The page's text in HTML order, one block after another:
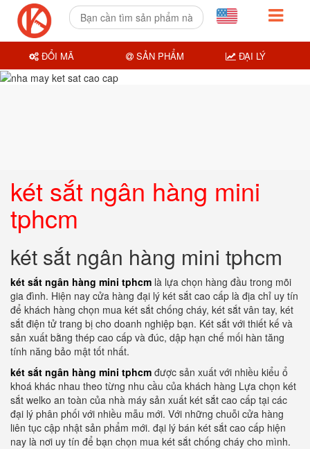
két sắt ngân hàng mini
tphcm
két sắt ngân hàng mini tphcm
két sắt ngân hàng mini tphcm là lựa chọn hàng đầu trong mõi
gia đình. Hiện nay cửa hàng đại lý két sắt cao cấp là địa chỉ uy tín
để khách hàng chọn mua két sắt chống cháy, két sắt vân tay, két
sắt điện tử trang bị cho doanh nghiệp bạn. Két sắt với thiết kế và
sản xuất bằng thép cao cấp và đúc, dập hạn chế mối hàn tăng
tính năng bảo mật tốt nhất.
két sắt ngân hàng mini tphcm được sản xuất với nhiều kiểu ổ
khoá khác nhau theo từng nhu cầu của khách hàng Lựa chọn két
sắt welko an toàn của nhà máy sản xuất két sắt cao cấp tại các
đại lý phân phối với nhiều mẫu mới. Với những chuỗi cửa hàng
liên tục cập nhật sản phẩm mới. đại lý bán két sắt cao cấp hiện
nay là nơi uy tín để bạn chọn mua két sắt chống cháy cho mình.
ĐỔI MÃ SẢN PHẨM ĐẠI LÝ